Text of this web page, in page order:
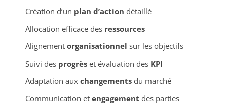
Création d’un plan d’action détaillé
Allocation efficace des ressources
Alignement organisationnel sur les objectifs
Suivi des progrèset évaluation des KPI
Adaptation aux changementsdu marché
Communication et engagement des parties